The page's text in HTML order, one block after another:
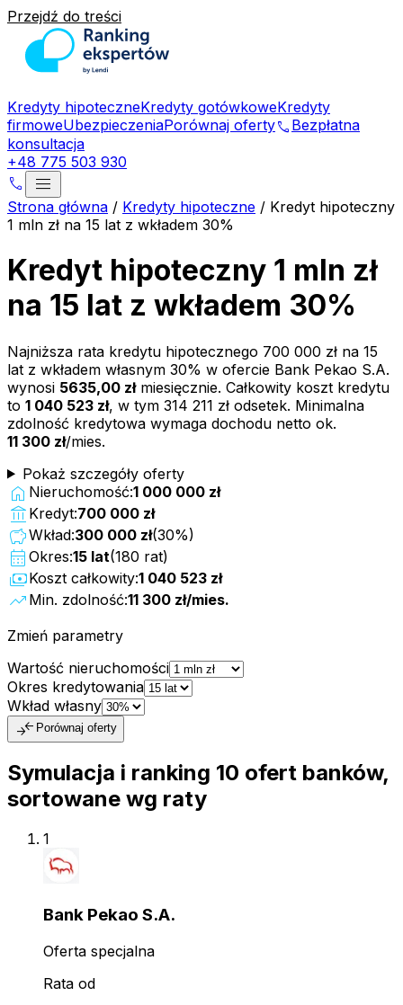
Przejdź do treści
Kredyty hipoteczneKredyty gotówkoweKredyty
firmoweUbezpieczeniaPorównaj ofertyphone Bezpłatna
konsultacja
+48 775 503 930
phone menu
Strona główna / Kredyty hipoteczne / Kredyt hipoteczny
1 mln zł na 15 lat z wkładem 30%
Kredyt hipoteczny 1 mln zł
na 15 lat z wkładem 30%
Najniższa rata kredytu hipotecznego 700 000 zł na 15
lat z wkładem własnym 30% w ofercie Bank Pekao S.A.
wynosi 5635,00 złmiesięcznie. Całkowity koszt kredytu
to 1 040 523 zł, w tym 314 211 zł odsetek. Minimalna
zdolność kredytowa wymaga dochodu netto ok.
11 300 zł/mies.
Pokaż szczegóły oferty
home Nieruchomość:1 000 000 zł
account_balance Kredyt:700 000 zł
savingsWkład:300 000 zł(30%)
calendar_month Okres:15 lat(180 rat)
paymentsKoszt całkowity:1 040 523 zł
trending_up Min. zdolność:11 300 zł/mies.
Zmień parametry
Wartość nieruchomości
Okres kredytowania
Wkład własny
compare_arrows Porównaj oferty
Symulacja i ranking 10 ofert banków,
sortowane wg raty
1
Bank Pekao S.A.
Oferta specjalna
Rata od